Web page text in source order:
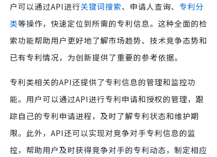
户可以通过API进行关键词搜索、申请人查询、 专利分
类等操作，快速定位到所需的专利信息。这种全面的检
索功能帮助用户更好地了解市场趋势、技术竞争态势和
已有专利情况，为创新提供了重要的参考依据。
专利类相关的API还提供了专利信息的管理和监控功
能。用户可以通过API进行专利申请和授权的管理，跟
踪自己的专利申请进程，及时了解专利状态和维护期
限。此外，API还可以实现对竞争对手专利信息的监
控，帮助用户及时获得竞争对手的专利动态，制定相应